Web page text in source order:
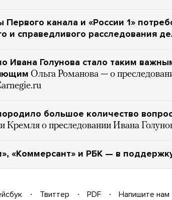
Первого канала и «России 1»
и справедливого расследования
Ивана Голунова стало таким
Ольга Романова — о
большое количество
Кремля о преследовании Ивана
«Коммерсант» и РБК — в
Твиттер PDF
Напишите нам